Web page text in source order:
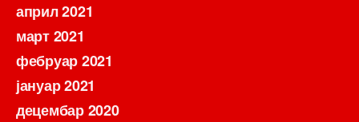
април 2021
март 2021
фебруар 2021
јануар 2021
децембар 2020